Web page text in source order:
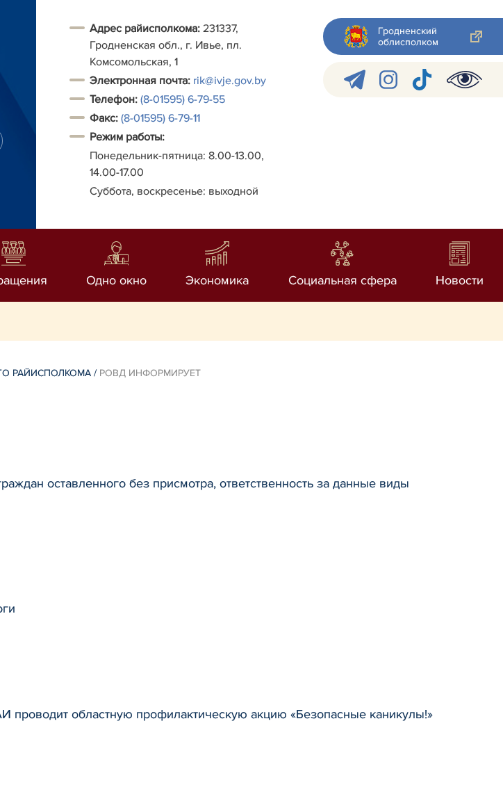
Адрес райисполкома: 231337,
Гродненская обл., г. Ивье, пл.
Комсомольская, 1
Электронная почта: rik@ivje.gov.by
Телефон: (8-01595) 6-79-55
Факс: (8-01595) 6-79-11
Режим работы:
Понедельник-пятница: 8.00-13.00,
14.00-17.00
Суббота, воскресенье: выходной
Гродненский
облисполком
Одно окно Экономика Социальная сфера Новости
РАЙИСПОЛКОМА / РОВД ИНФОРМИРУЕТ
оставленного без присмотра, ответственность за данные виды
областную профилактическую акцию «Безопасные каникулы!»